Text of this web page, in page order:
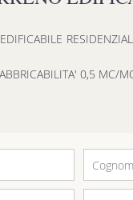
0,5 MC/